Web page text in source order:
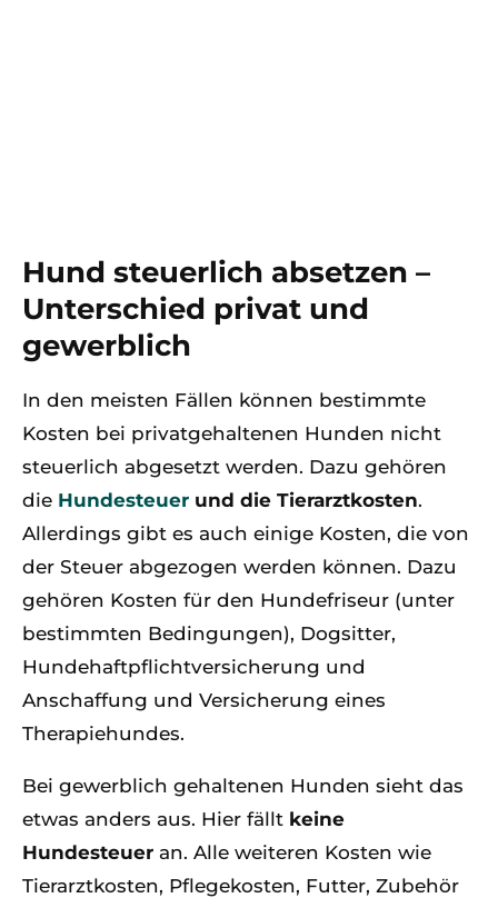
Hund steuerlich absetzen –
Unterschied privat und
gewerblich
In den meisten Fällen können bestimmte
Kosten bei privatgehaltenen Hunden nicht
steuerlich abgesetzt werden. Dazu gehören
die Hundesteuer und die Tierarztkosten.
Allerdings gibt es auch einige Kosten, die von
der Steuer abgezogen werden können. Dazu
gehören Kosten für den Hundefriseur (unter
bestimmten Bedingungen), Dogsitter,
Hundehaftpflichtversicherung und
Anschaffung und Versicherung eines
Therapiehundes.
Bei gewerblich gehaltenen Hunden sieht das
etwas anders aus. Hier fällt keine
Hundesteuer an. Alle weiteren Kosten wie
Tierarztkosten, Pflegekosten, Futter, Zubehör